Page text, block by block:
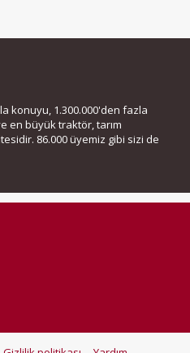
konuyu, 1.300.000'den fazla
en büyük traktör, tarım
86.000 üyemiz gibi sizi de